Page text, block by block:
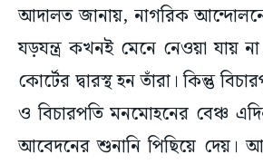
আদালত জানায়, নাগরিক
যড়যন্ত্র কখনই মেনে নেওয়া যায়
কোর্টের দ্বারস্থ হন তাঁরা। কিন্তু
ও বিচারপতি মনমোহনের বেঞ্চ
আবেদনের শুনানি পিছিয়ে দেয়।